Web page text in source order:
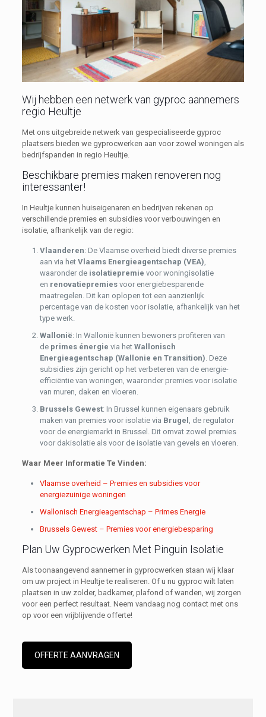
Wij hebben een netwerk van gyproc aannemers
regio Heultje
Met ons uitgebreide netwerk van gespecialiseerde gyproc
plaatsers bieden we gyprocwerken aan voor zowel woningen als
bedrijfspanden in regio Heultje.
Beschikbare premies maken renoveren nog
interessanter!
In Heultje kunnen huiseigenaren en bedrijven rekenen op
verschillende premies en subsidies voor verbouwingen en
isolatie, afhankelijk van de regio:
Vlaanderen: De Vlaamse overheid biedt diverse premies
aan via het Vlaams Energieagentschap (VEA)
waaronder de isolatiepremie voor woningisolatie
en renovatiepremiesvoor energiebesparende
maatregelen. Dit kan oplopen tot een aanzienlijk
percentage van de kosten voor isolatie, afhankelijk van het
type werk.
Wallonië: In Wallonië kunnen bewoners profiteren van
de primes énergie via het Wallonisch
Energieagentschap (Wallonie en Transition) . Deze
subsidies zijn gericht op het verbeteren van de energie-
efficiëntie van woningen, waaronder premies voor isolatie
van muren, daken en vloeren.
Brussels Gewest: In Brussel kunnen eigenaars gebruik
maken van premies voor isolatie via Brugel
, de regulator
voor de energiemarkt in Brussel. Dit omvat zowel premies
voor dakisolatie als voor de isolatie van gevels en vloeren.
Waar Meer Informatie Te Vinden:
Vlaamse overheid – Premies en subsidies voor
energiezuinige woningen
Wallonisch Energieagentschap – Primes Energie
Brussels Gewest – Premies voor energiebesparing
Plan Uw Gyprocwerken Met Pinguin Isolatie
Als toonaangevend aannemer in gyprocwerken staan wij klaar
om uw project in Heultje te realiseren. Of u nu gyproc wilt laten
plaatsen in uw zolder, badkamer, plafond of wanden, wij zorgen
voor een perfect resultaat. Neem vandaag nog contact met ons
op voor een vrijblijvende offerte!
OFFERTE AANVRAGEN